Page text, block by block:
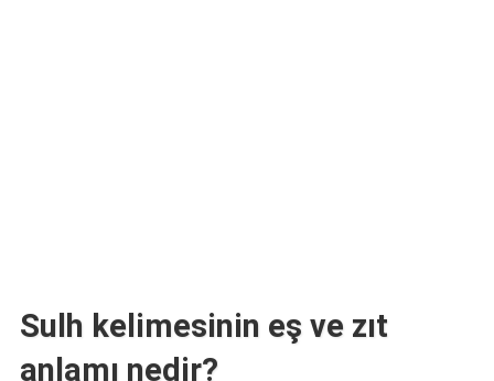
Sulh kelimesinin eş ve zıt
anlamı nedir?